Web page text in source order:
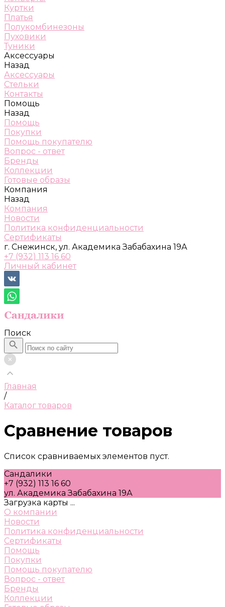
Куртки
Платья
Полукомбинезоны
Пуховики
Туники
Аксессуары
Назад
Аксессуары
Стельки
Контакты
Помощь
Назад
Помощь
Покупки
Помощь покупателю
Вопрос - ответ
Бренды
Коллекции
Готовые образы
Компания
Назад
Компания
Новости
Политика конфиденциальности
Сертификаты
г. Снежинск, ул. Академика Забабахина 19А
+7 (932) 113 16 60
Личный кабинет
Поиск
Главная
/
Каталог товаров
Сравнение товаров
Список сравниваемых элементов пуст.
Сандалики
+7 (932) 113 16 60
ул. Академика Забабахина 19А
Загрузка карты ...
О компании
Новости
Политика конфиденциальности
Сертификаты
Помощь
Покупки
Помощь покупателю
Вопрос - ответ
Бренды
Коллекции